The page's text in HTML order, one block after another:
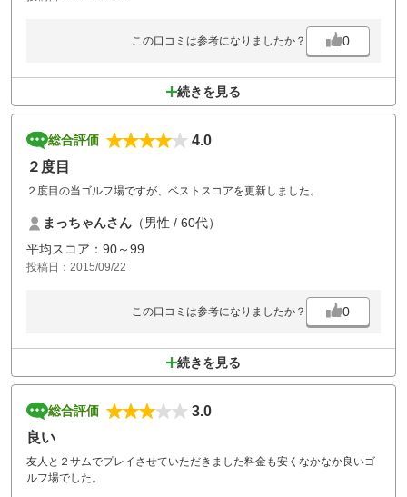
この口コミは参考になりましたか？ 0
続きを見る
総合評価
4.0
２度目
２度目の当ゴルフ場ですが、ベストスコアを更新しました。
まっちゃんさん （男性 / 60代）
平均スコア：90～99
投稿日：2015/09/22
この口コミは参考になりましたか？ 0
続きを見る
総合評価
3.0
良い
友人と２サムでプレイさせていただきました料金も安くなかなか良いゴ
ルフ場でした。